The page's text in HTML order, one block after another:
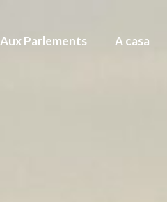
Aux Parlements A casa